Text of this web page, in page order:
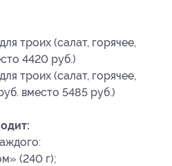
троих (салат, горячее,
4420 руб.)
троих (салат, горячее,
вместо 5485 руб.)
(240 г);